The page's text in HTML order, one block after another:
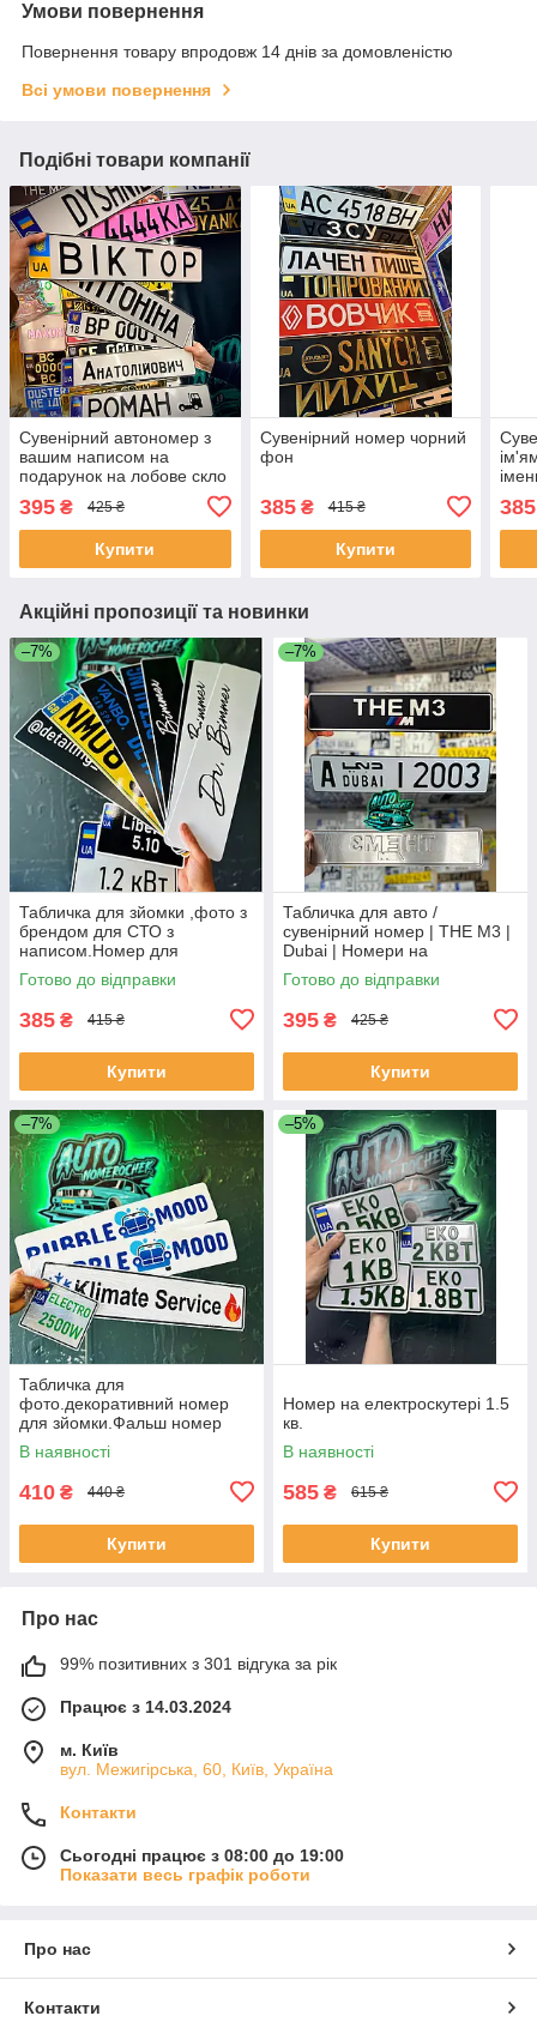
Умови повернення
Повернення товару впродовж 14 днів за домовленістю
Всі умови повернення
Подібні товари компанії
Сувенірний автономер з
вашим написом на
подарунок на лобове скло
395 ₴ 425 ₴
Купити
Сувенірний номер чорний
фон
385₴ 415 ₴
Купити
385
Акційні пропозиції та новинки
–7%
Табличка для зйомки ,фото з
брендом для СТО з
написом.Номер для
зйомки.Подарунковий
Готово до відправки
385 ₴ 415 ₴
Купити
–7%
Табличка для авто /
сувенірний номер | THE M3 |
Dubai | Номери на
замовлення для фото/відео/
СТО
Готово до відправки
395 ₴ 425 ₴
Купити
–7%
Табличка для
фото.декоративний номер
для зйомки.Фальш номер
В наявності
410 ₴ 440 ₴
Купити
–5%
Номер на електроскутері 1.5
кв.
В наявності
585 ₴ 615 ₴
Купити
Про нас
99% позитивних з 301 відгука за рік
Працює з 14.03.2024
м. Київ
вул. Межигірська, 60, Київ, Україна
Контакти
Сьогодні працює з 08:00 до 19:00
Показати весь графік роботи
Про нас
Контакти